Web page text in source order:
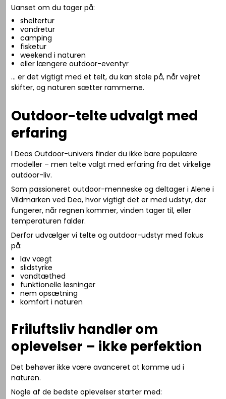
Uanset om du tager på:
sheltertur
vandretur
camping
fisketur
weekend i naturen
eller længere outdoor-eventyr
… er det vigtigt med et telt, du kan stole på, når vejret
skifter, og naturen sætter rammerne.
Outdoor-telte udvalgt med
erfaring
I Deas Outdoor-univers finder du ikke bare populære
modeller – men telte valgt med erfaring fra det virkelige
outdoor-liv.
Som passioneret outdoor-menneske og deltager iAlene i
Vildmarken ved Dea, hvor vigtigt det er med udstyr, der
fungerer, når regnen kommer, vinden tager til, eller
temperaturen falder.
Derfor udvælger vi telte og outdoor-udstyr med fokus
på:
lav vægt
slidstyrke
vandtæthed
funktionelle løsninger
nem opsætning
komfort i naturen
Friluftsliv handler om
oplevelser – ikke perfektion
Det behøver ikke være avanceret at komme ud i
naturen.
Nogle af de bedste oplevelser starter med: